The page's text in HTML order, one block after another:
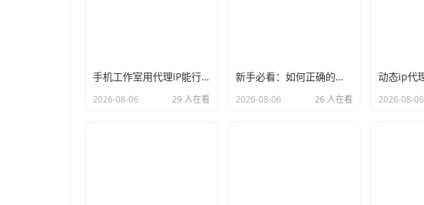
手机工作室用代理IP能行么？过来人的经验告诉你答案
2026-08-06 29 人在看
新手必看：如何正确的选择代理ip软件，别再交智商税了
2026-08-06 26 人在看 2026-08-06